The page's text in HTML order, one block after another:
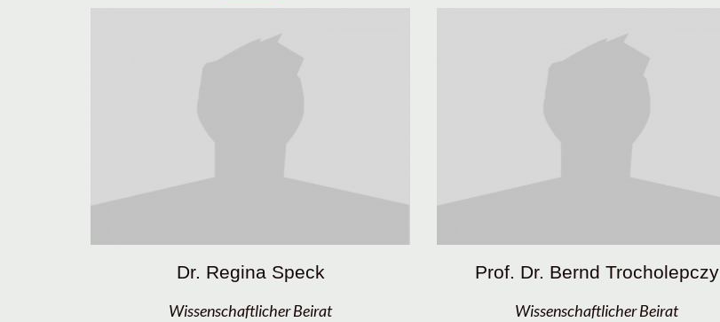
Dr. Regina Speck
Wissenschaftlicher Beirat
Prof. Dr. Bernd Trocholepczy
Wissenschaftlicher Beirat